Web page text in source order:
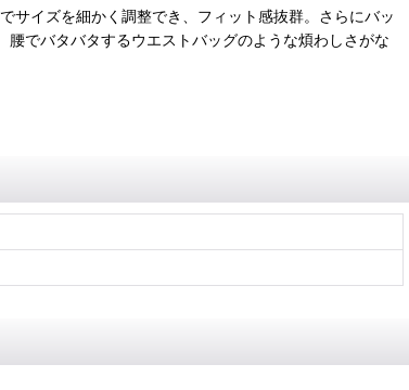
サイズを細かく調整でき、フィット感抜群。さらにバッ
でバタバタするウエストバッグのような煩わしさがな